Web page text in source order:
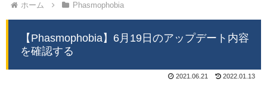
ホーム Phasmophobia
【Phasmophobia】6月19日のアップデート内容
を確認する
2021.06.21 2022.01.13